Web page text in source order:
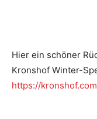
Hier ein schöner
Kronshof Winter-
https://